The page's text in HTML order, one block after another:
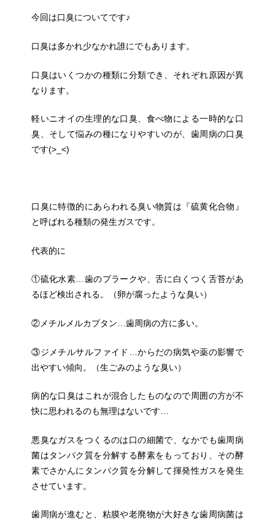
今回は口臭についてです♪
口臭は多かれ少なかれ誰にでもあります。
口臭はいくつかの種類に分類でき、それぞれ原因が異
なります。
軽いニオイの生理的な口臭、食べ物による一時的な口
臭、そして悩みの種になりやすいのが、歯周病の口臭
です(>_<)
口臭に特徴的にあらわれる臭い物質は『硫黄化合物』
と呼ばれる種類の発生ガスです。
代表的に
①硫化水素…歯のプラークや、舌に白くつく舌苔があ
るほど検出される。（卵が腐ったような臭い）
②メチルメルカプタン…歯周病の方に多い。
③ジメチルサルファイド…からだの病気や薬の影響で
出やすい傾向。（生ごみのような臭い）
病的な口臭はこれが混合したものなので周囲の方が不
快に思われるのも無理はないです…
悪臭なガスをつくるのは口の細菌で、なかでも歯周病
菌はタンパク質を分解する酵素をもっており、その酵
素でさかんにタンパク質を分解して揮発性ガスを発生
させています。
歯周病が進むと、粘膜や老廃物が大好きな歯周病菌は